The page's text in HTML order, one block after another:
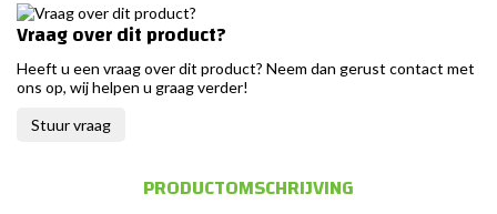
Vraag over dit product?
Heeft u een vraag over dit product? Neem dan gerust contact met
ons op, wij helpen u graag verder!
Stuur vraag
PRODUCTOMSCHRIJVING